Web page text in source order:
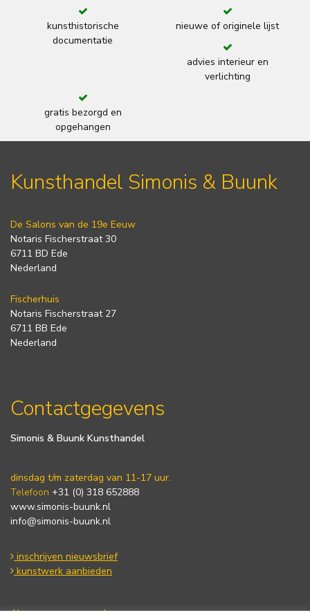
kunsthistorische
documentatie
nieuwe of originele lijst
advies interieur en
verlichting
gratis bezorgd en
opgehangen
Kunsthandel Simonis & Buunk
De Salons van de 19e Eeuw
Notaris Fischerstraat 30
6711 BD Ede
Nederland
Fischerhuis
Notaris Fischerstraat 27
6711 BB Ede
Nederland
Contactgegevens
Simonis & Buunk Kunsthandel
dinsdag t/m zaterdag van 11-17 uur.
Telefoon +31 (0) 318 652888
www.simonis-buunk.nl
info@simonis-buunk.nl
inschrijven nieuwsbrief
kunstwerk aanbieden